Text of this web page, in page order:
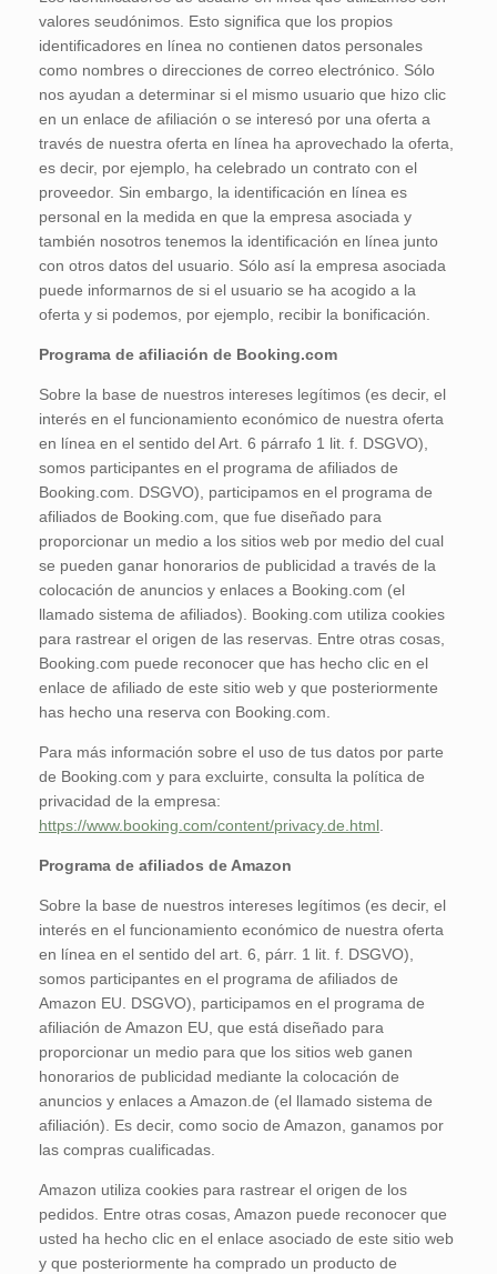
valores seudónimos. Esto significa que los propios
identificadores en línea no contienen datos personales
como nombres o direcciones de correo electrónico. Sólo
nos ayudan a determinar si el mismo usuario que hizo clic
en un enlace de afiliación o se interesó por una oferta a
través de nuestra oferta en línea ha aprovechado la oferta,
es decir, por ejemplo, ha celebrado un contrato con el
proveedor. Sin embargo, la identificación en línea es
personal en la medida en que la empresa asociada y
también nosotros tenemos la identificación en línea junto
con otros datos del usuario. Sólo así la empresa asociada
puede informarnos de si el usuario se ha acogido a la
oferta y si podemos, por ejemplo, recibir la bonificación.
Programa de afiliación de Booking.com
Sobre la base de nuestros intereses legítimos (es decir, el
interés en el funcionamiento económico de nuestra oferta
en línea en el sentido del Art. 6 párrafo 1 lit. f. DSGVO),
somos participantes en el programa de afiliados de
Booking.com. DSGVO), participamos en el programa de
afiliados de Booking.com, que fue diseñado para
proporcionar un medio a los sitios web por medio del cual
se pueden ganar honorarios de publicidad a través de la
colocación de anuncios y enlaces a Booking.com (el
llamado sistema de afiliados). Booking.com utiliza cookies
para rastrear el origen de las reservas. Entre otras cosas,
Booking.com puede reconocer que has hecho clic en el
enlace de afiliado de este sitio web y que posteriormente
has hecho una reserva con Booking.com.
Para más información sobre el uso de tus datos por parte
de Booking.com y para excluirte, consulta la política de
privacidad de la empresa:
https://www.booking.com/content/privacy.de.html
Programa de afiliados de Amazon
Sobre la base de nuestros intereses legítimos (es decir, el
interés en el funcionamiento económico de nuestra oferta
en línea en el sentido del art. 6, párr. 1 lit. f. DSGVO),
somos participantes en el programa de afiliados de
Amazon EU. DSGVO), participamos en el programa de
afiliación de Amazon EU, que está diseñado para
proporcionar un medio para que los sitios web ganen
honorarios de publicidad mediante la colocación de
anuncios y enlaces a Amazon.de (el llamado sistema de
afiliación). Es decir, como socio de Amazon, ganamos por
las compras cualificadas.
Amazon utiliza cookies para rastrear el origen de los
pedidos. Entre otras cosas, Amazon puede reconocer que
usted ha hecho clic en el enlace asociado de este sitio web
y que posteriormente ha comprado un producto de